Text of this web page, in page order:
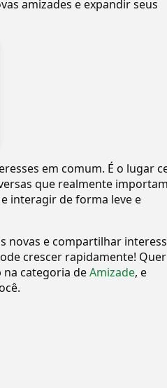
amizades e expandir seus
em comum. É o lugar
que realmente
interagir de forma leve e
novas e compartilhar
crescer rapidamente! Quer
categoria deAmizade, e